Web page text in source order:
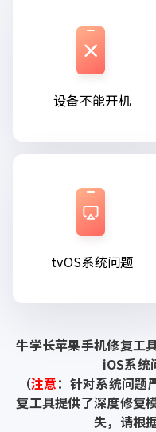
设备不能开机
tvOS系统问题
牛学长苹果手机修复工
iOS系统
（注意：针对系统问题
复工具提供了深度修复
失，请根